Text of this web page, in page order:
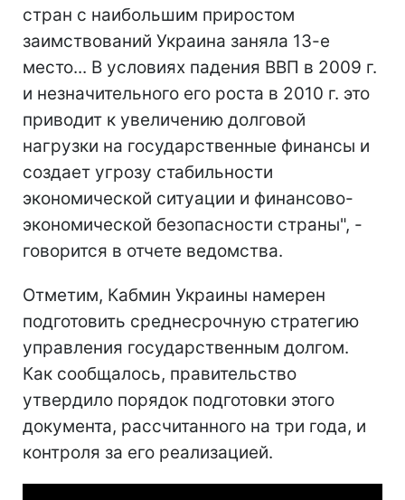
стран с наибольшим приростом
заимствований Украина заняла 13-е
место... В условиях падения ВВП в 2009 г.
и незначительного его роста в 2010 г. это
приводит к увеличению долговой
нагрузки на государственные финансы и
создает угрозу стабильности
экономической ситуации и финансово-
экономической безопасности страны", -
говорится в отчете ведомства.
Отметим, Кабмин Украины намерен
подготовить среднесрочную стратегию
управления государственным долгом.
Как сообщалось, правительство
утвердило порядок подготовки этого
документа, рассчитанного на три года, и
контроля за его реализацией.